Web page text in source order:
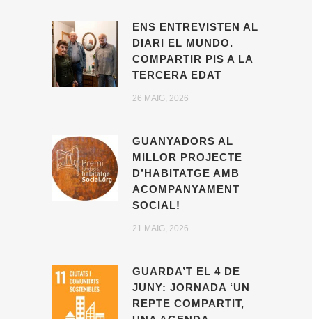
ENS ENTREVISTEN AL
DIARI EL MUNDO.
COMPARTIR PIS A LA
TERCERA EDAT
26 MAIG, 2026
GUANYADORS AL
MILLOR PROJECTE
D’HABITATGE AMB
ACOMPANYAMENT
SOCIAL!
21 MAIG, 2026
GUARDA’T EL 4 DE
JUNY: JORNADA ‘UN
REPTE COMPARTIT,